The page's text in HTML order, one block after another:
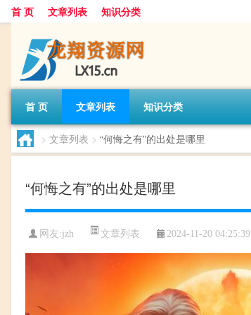
首 页 文章列表 知识分类
首 页 文章列表 知识分类
> 文章列表 > “何悔之有”的出处是哪里
“何悔之有”的出处是哪里
网友:jzh 文章列表 2024-11-20 04:25:39